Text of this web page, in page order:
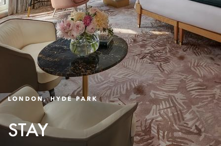
LONDON, HYDE PARK
STAY